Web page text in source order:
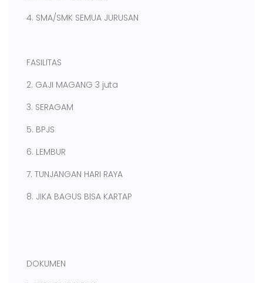
4. SMA/SMK SEMUA JURUSAN
FASILITAS
2. GAJI MAGANG 3 juta
3. SERAGAM
5. BPJS
6. LEMBUR
7. TUNJANGAN HARI RAYA
8. JIKA BAGUS BISA KARTAP
DOKUMEN